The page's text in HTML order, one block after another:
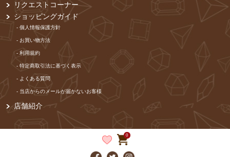
リクエストコーナー
ショッピングガイド
- 個⼈情報保護⽅針
- お買い物⽅法
- 利⽤規約
- 特定商取引法に基づく表⽰
- よくある質問
- 当店からのメールが届かないお客様
店舗紹介
0